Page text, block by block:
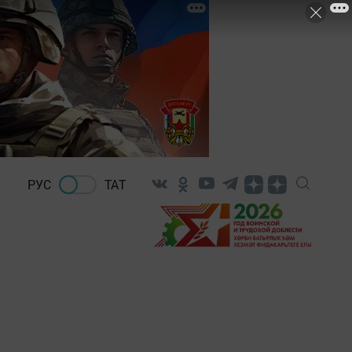
РУС ТАТ